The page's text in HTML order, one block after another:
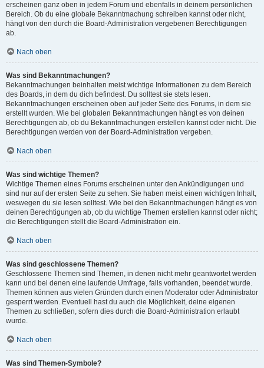
erscheinen ganz oben in jedem Forum und ebenfalls in deinem persönlichen
Bereich. Ob du eine globale Bekanntmachung schreiben kannst oder nicht,
hängt von den durch die Board-Administration vergebenen Berechtigungen
ab.
Nach oben
Was sind Bekanntmachungen?
Bekanntmachungen beinhalten meist wichtige Informationen zu dem Bereich
des Boards, in dem du dich befindest. Du solltest sie stets lesen.
Bekanntmachungen erscheinen oben auf jeder Seite des Forums, in dem sie
erstellt wurden. Wie bei globalen Bekanntmachungen hängt es von deinen
Berechtigungen ab, ob du Bekanntmachungen erstellen kannst oder nicht. Die
Berechtigungen werden von der Board-Administration vergeben.
Nach oben
Was sind wichtige Themen?
Wichtige Themen eines Forums erscheinen unter den Ankündigungen und
sind nur auf der ersten Seite zu sehen. Sie haben meist einen wichtigen Inhalt,
weswegen du sie lesen solltest. Wie bei den Bekanntmachungen hängt es von
deinen Berechtigungen ab, ob du wichtige Themen erstellen kannst oder nicht;
die Berechtigungen stellt die Board-Administration ein.
Nach oben
Was sind geschlossene Themen?
Geschlossene Themen sind Themen, in denen nicht mehr geantwortet werden
kann und bei denen eine laufende Umfrage, falls vorhanden, beendet wurde.
Themen können aus vielen Gründen durch einen Moderator oder Administrator
gesperrt werden. Eventuell hast du auch die Möglichkeit, deine eigenen
Themen zu schließen, sofern dies durch die Board-Administration erlaubt
wurde.
Nach oben
Was sind Themen-Symbole?